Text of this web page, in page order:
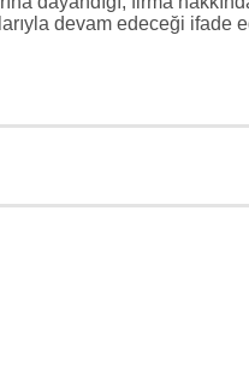
devam edeceği ifade